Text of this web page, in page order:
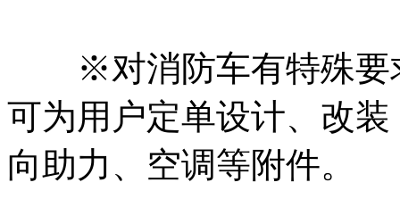
※对消防车有特殊要
可为用户定单设计、改
向助力、空调等附件。